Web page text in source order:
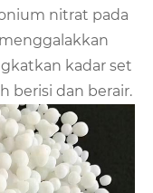
nitrat pada
kadar set
berisi dan berair.